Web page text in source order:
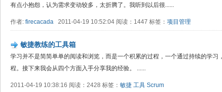
有点小抱怨，认为需求变动较多，太折腾了。我听到以后很......
作者: firecacada 2011-04-19 10:52:04 阅读：1447 标签： 项目管理
敏捷教练的工具箱
学习并不是简简单单的阅读和浏览，而是一个积累的过程，一个通过持续的学
程。接下来我会从四个方面入手分享我的经验。 ......
2011-04-19 10:38:16 阅读：2428 标签： 敏捷 工具 Scrum